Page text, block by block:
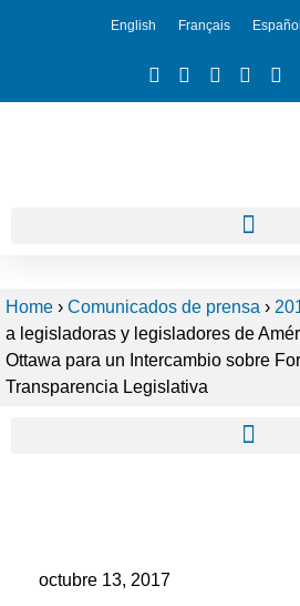
English Français Español
Home › Comunicados de prensa ›
a legisladoras y legisladores de
Ottawa para un Intercambio sobre
Transparencia Legislativa
octubre 13, 2017